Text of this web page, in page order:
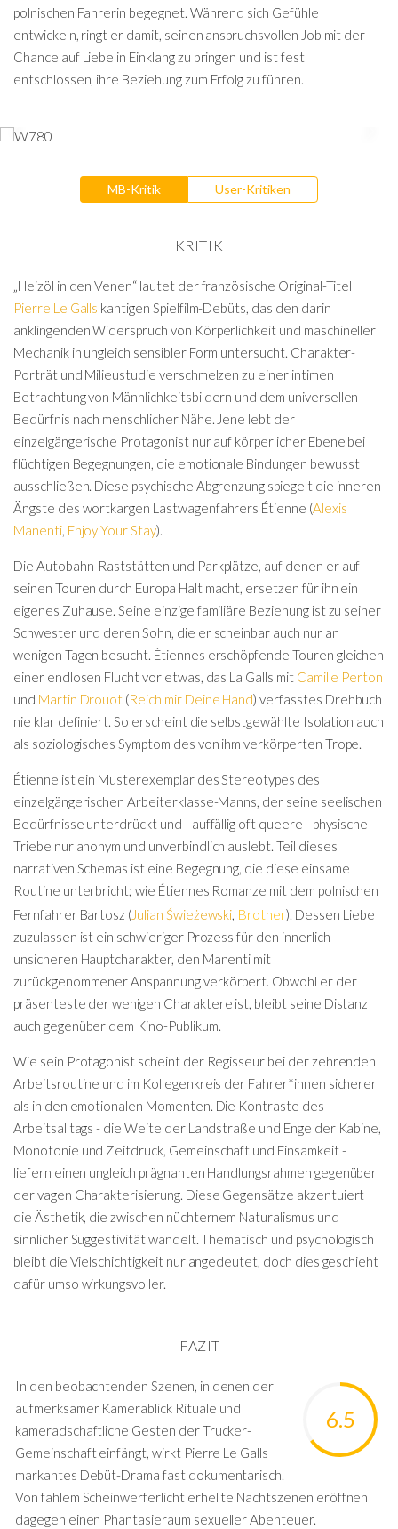
polnischen Fahrerin begegnet. Während sich Gefühle
entwickeln, ringt er damit, seinen anspruchsvollen Job mit der
Chance auf Liebe in Einklang zu bringen und ist fest
entschlossen, ihre Beziehung zum Erfolg zu führen.
MB-Kritik User-Kritiken
KRITIK
„Heizöl in den Venen“ lautet der französische Original-Titel
Pierre Le Galls kantigen Spielfilm-Debüts, das den darin
anklingenden Widerspruch von Körperlichkeit und maschineller
Mechanik in ungleich sensibler Form untersucht. Charakter-
Porträt und Milieustudie verschmelzen zu einer intimen
Betrachtung von Männlichkeitsbildern und dem universellen
Bedürfnis nach menschlicher Nähe. Jene lebt der
einzelgängerische Protagonist nur auf körperlicher Ebene bei
flüchtigen Begegnungen, die emotionale Bindungen bewusst
ausschließen. Diese psychische Abgrenzung spiegelt die inneren
Ängste des wortkargen Lastwagenfahrers Étienne (Alexis
Manenti, Enjoy Your Stay).
Die Autobahn-Raststätten und Parkplätze, auf denen er auf
seinen Touren durch Europa Halt macht, ersetzen für ihn ein
eigenes Zuhause. Seine einzige familiäre Beziehung ist zu seiner
Schwester und deren Sohn, die er scheinbar auch nur an
wenigen Tagen besucht. Étiennes erschöpfende Touren gleichen
einer endlosen Flucht vor etwas, das La Galls mit Camille Perton
und Martin Drouot (Reich mir Deine Hand) verfasstes Drehbuch
nie klar definiert. So erscheint die selbstgewählte Isolation auch
als soziologisches Symptom des von ihm verkörperten Trope.
Étienne ist ein Musterexemplar des Stereotypes des
einzelgängerischen Arbeiterklasse-Manns, der seine seelischen
Bedürfnisse unterdrückt und - auffällig oft queere - physische
Triebe nur anonym und unverbindlich auslebt. Teil dieses
narrativen Schemas ist eine Begegnung, die diese einsame
Routine unterbricht; wie Étiennes Romanze mit dem polnischen
Fernfahrer Bartosz ( Julian Świeżewski Brother). Dessen Liebe
zuzulassen ist ein schwieriger Prozess für den innerlich
unsicheren Hauptcharakter, den Manenti mit
zurückgenommener Anspannung verkörpert. Obwohl er der
präsenteste der wenigen Charaktere ist, bleibt seine Distanz
auch gegenüber dem Kino-Publikum.
Wie sein Protagonist scheint der Regisseur bei der zehrenden
Arbeitsroutine und im Kollegenkreis der Fahrer*innen sicherer
als in den emotionalen Momenten. Die Kontraste des
Arbeitsalltags - die Weite der Landstraße und Enge der Kabine,
Monotonie und Zeitdruck, Gemeinschaft und Einsamkeit -
liefern einen ungleich prägnanten Handlungsrahmen gegenüber
der vagen Charakterisierung. Diese Gegensätze akzentuiert
die Ästhetik, die zwischen nüchternem Naturalismus und
sinnlicher Suggestivität wandelt. Thematisch und psychologisch
bleibt die Vielschichtigkeit nur angedeutet, doch dies geschieht
dafür umso wirkungsvoller.
FAZIT
6.5
In den beobachtenden Szenen, in denen der
aufmerksamer Kamerablick Rituale und
kameradschaftliche Gesten der Trucker-
Gemeinschaft einfängt, wirkt Pierre Le Galls
markantes Debüt-Drama fast dokumentarisch.
Von fahlem Scheinwerferlicht erhellte Nachtszenen eröffnen
dagegen einen Phantasieraum sexueller Abenteuer.